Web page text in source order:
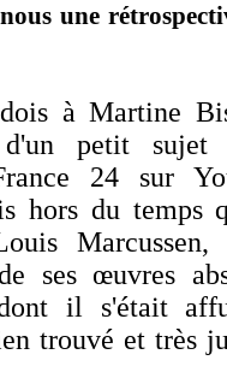
une
à Martine
petit sujet
24 sur
hors du temps
ses œuvres
dont il s'était
trouvé et très